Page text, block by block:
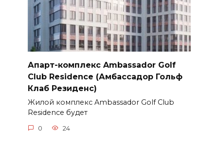
Апарт-комплекс Ambassador Golf
Club Residence (Амбассадор Гольф
Клаб Резиденс)
Жилой комплекс Ambassador Golf Club
Residence будет
0 24